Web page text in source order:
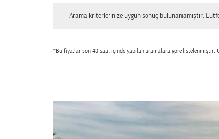
Arama kriterlerinize uygun sonuç bulunamamıştır.
*Bu fiyatlar son 48 saat içinde yapılan aramalara gore listelenmiştir.